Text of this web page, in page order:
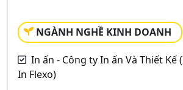
NGÀNH NGHỀ KINH DOANH
In ấn - Công ty In ấn Và Thiết Kế
In Flexo)